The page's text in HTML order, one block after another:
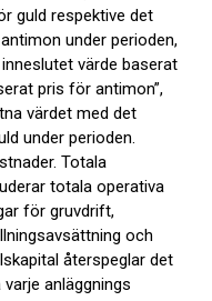
guld respektive det
under perioden,
värde baserat
pris för antimon”,
värdet med det
under perioden.
Totala
totala operativa
för gruvdrift,
och
återspeglar det
anläggnings